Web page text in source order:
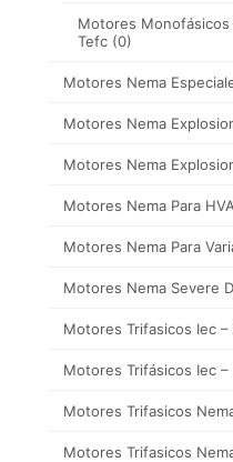
Motores Monofásicos
Tefc (0)
Motores Nema
Motores Nema
Motores Nema
Motores Nema Para
Motores Nema Para
Motores Nema Severe
Motores Trifasicos Iec
Motores Trifásicos Iec
Motores Trifasicos
Motores Trifasicos